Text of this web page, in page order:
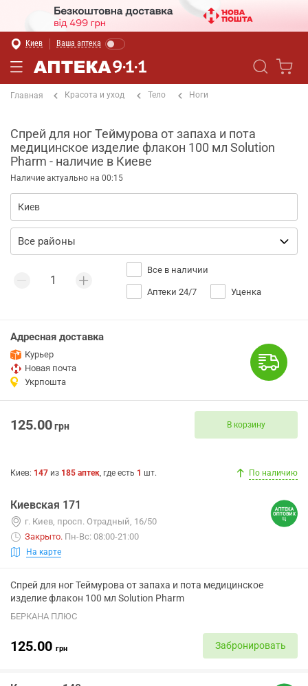
Киев Ваша аптека
Главная Красота и уход Тело Ноги
Спрей для ног Теймурова от запаха и пота
медицинское изделие флакон 100 мл Solution
Pharm - наличие в Киеве
Наличие актуально на 00:15
Все в наличии
Аптеки 24/7 Уценка
Адресная доставка
Курьер
Новая почта
Укрпошта
125.00грн В корзину
Киев: 147 из 185 аптек, где есть 1 шт. По наличию
Киевская 171
г. Киев, просп. Отрадный, 16/50
Закрыто. Пн-Вс: 08:00-21:00
На карте
Спрей для ног Теймурова от запаха и пота медицинское
изделие флакон 100 мл Solution Pharm
БЕРКАНА ПЛЮС
125.00 грн Забронировать